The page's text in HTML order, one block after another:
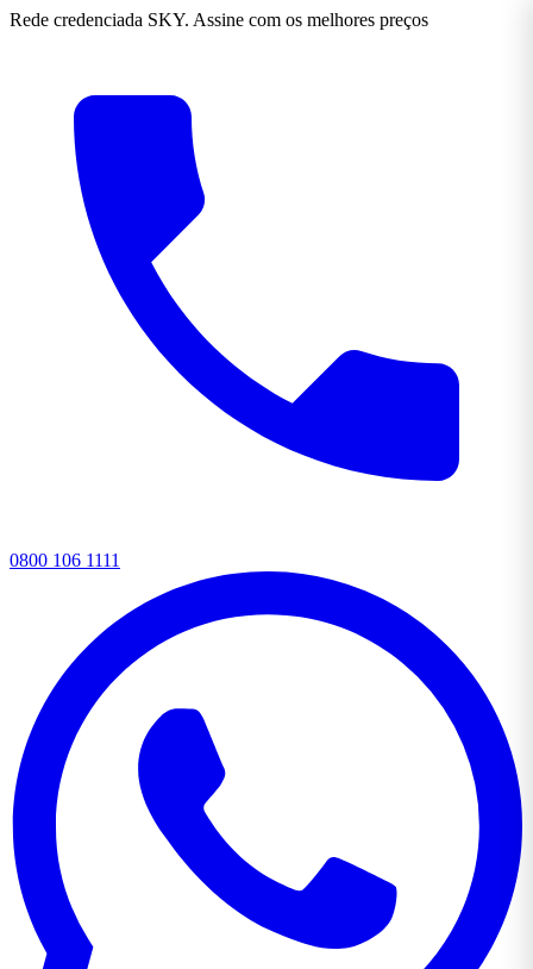
Rede credenciada SKY. Assine com os melhores preços
0800 106 1111